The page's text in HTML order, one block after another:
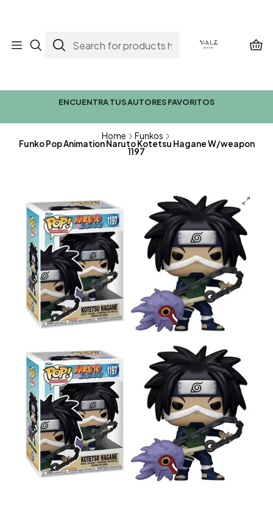
ENCUENTRA TUS AUTORES FAVORITOS
Home Funkos
Funko Pop Animation Naruto Kotetsu Hagane W/weapon
1197